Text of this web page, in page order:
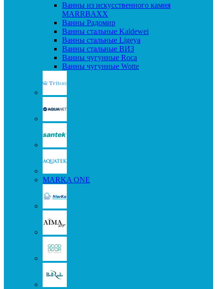
Ванны из искусственного камня
MARRBAXX
Ванны Радомир
Ванны стальные Kaldewei
Ванны стальные Ligeya
Ванны стальные ВИЗ
Ванны чугунные Roca
Ванны чугунные Wotte
MARKA ONE